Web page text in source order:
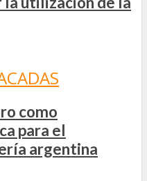
como
para el
argentina